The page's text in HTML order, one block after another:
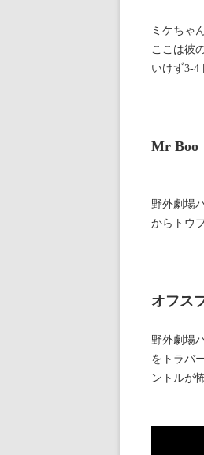
ミケちゃ
ここは彼
いけず3-4
Mr Boo
野外劇場
からトウ
オフス
野外劇場
をトラバ
ントルが